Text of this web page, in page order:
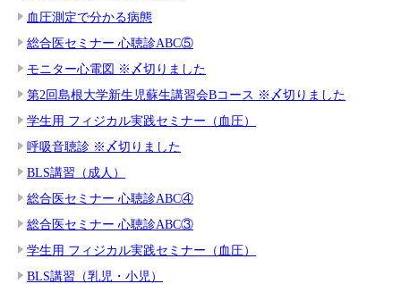
血圧測定で分かる病態
総合医セミナー 心聴診ABC⑤
モニター心電図 ※〆切りました
第2回島根大学新生児蘇生講習会Bコース ※〆切りました
学生用 フィジカル実践セミナー（血圧）
呼吸音聴診 ※〆切りました
BLS講習（成人）
総合医セミナー 心聴診ABC④
総合医セミナー 心聴診ABC③
学生用 フィジカル実践セミナー（血圧）
BLS講習（乳児・小児）